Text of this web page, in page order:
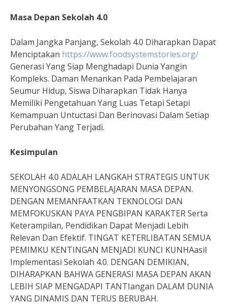
Masa Depan Sekolah 4.0
Dalam Jangka Panjang, Sekolah 4.0 Diharapkan Dapat
Menciptakan https://www.foodsystemstories.org/
Generasi Yang Siap Menghadapi Dunia Yangin
Kompleks. Daman Menankan Pada Pembelajaran
Seumur Hidup, Siswa Diharapkan Tidak Hanya
Memiliki Pengetahuan Yang Luas Tetapi Setapi
Kemampuan Untuctasi Dan Berinovasi Dalam Setiap
Perubahan Yang Terjadi.
Kesimpulan
SEKOLAH 4.0 ADALAH LANGKAH STRATEGIS UNTUK
MENYONGSONG PEMBELAJARAN MASA DEPAN.
DENGAN MEMANFAATKAN TEKNOLOGI DAN
MEMFOKUSKAN PAYA PENGBIPAN KARAKTER Serta
Keterampilan, Pendidikan Dapat Menjadi Lebih
Relevan Dan Efektif. TINGAT KETERLIBATAN SEMUA
PEMIMKU KENTINGAN MENJADI KUNCI KUNHAasil
Implementasi Sekolah 4.0. DENGAN DEMIKIAN,
DIHARAPKAN BAHWA GENERASI MASA DEPAN AKAN
LEBIH SIAP MENGADAPI TANTIangan DALAM DUNIA
YANG DINAMIS DAN TERUS BERUBAH.